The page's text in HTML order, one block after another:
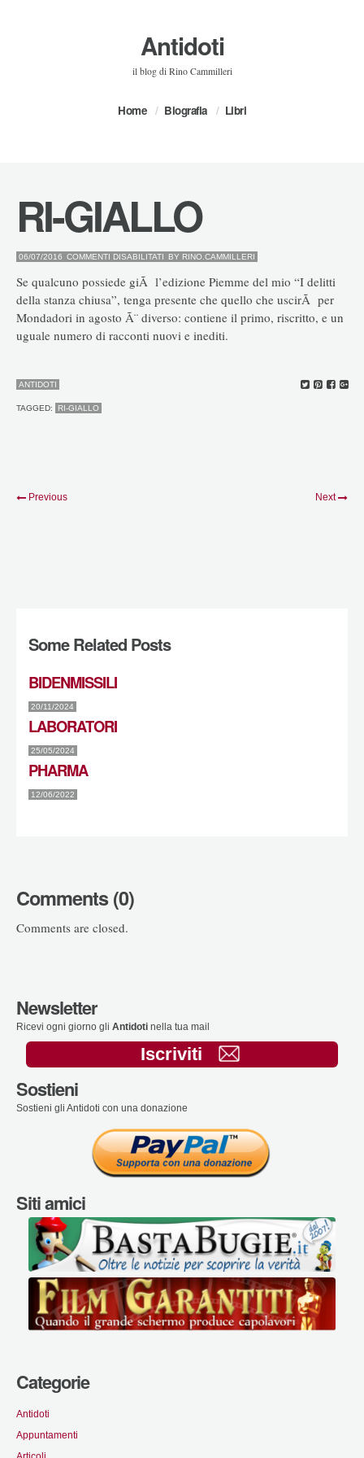
Antidoti
il blog di Rino Cammilleri
Home Biografia Libri
RI-GIALLO
06/07/2016 COMMENTI DISABILITATI SU
BY RINO.CAMMILLERI
Se qualcuno possiede giÃ l’edizione Piemme del mio “I delitti
della stanza chiusa”, tenga presente che quello che uscirÃ per
Mondadori in agosto Ã¨ diverso: contiene il primo, riscritto, e un
uguale numero di racconti nuovi e inediti.
ANTIDOTI
TAGGED: RI-GIALLO
Previous Next
Some Related Posts
BIDENMISSILI
20/11/2024
LABORATORI
25/05/2024
PHARMA
12/06/2022
Comments (0)
Comments are closed.
Newsletter
Ricevi ogni giorno gli Antidoti nella tua mail
Iscriviti
Sostieni
Sostieni gli Antidoti con una donazione
Siti amici
Categorie
Antidoti
Appuntamenti
Articoli